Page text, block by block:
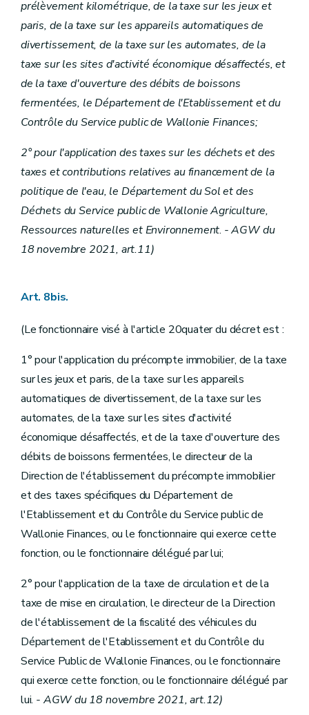
prélèvement kilométrique, de la taxe sur les jeux et
paris, de la taxe sur les appareils automatiques de
divertissement, de la taxe sur les automates, de la
taxe sur les sites d'activité économique désaffectés, et
de la taxe d'ouverture des débits de boissons
fermentées, le Département de l'Etablissement et du
Contrôle du Service public de Wallonie Finances;
2° pour l'application des taxes sur les déchets et des
taxes et contributions relatives au financement de la
politique de l'eau, le Département du Sol et des
Déchets du Service public de Wallonie Agriculture,
Ressources naturelles et Environnement. - AGW du
18 novembre 2021, art.11)
Art. 8bis.
(Le fonctionnaire visé à l'article 20quater du décret est :
1° pour l'application du précompte immobilier, de la taxe
sur les jeux et paris, de la taxe sur les appareils
automatiques de divertissement, de la taxe sur les
automates, de la taxe sur les sites d'activité
économique désaffectés, et de la taxe d'ouverture des
débits de boissons fermentées, le directeur de la
Direction de l'établissement du précompte immobilier
et des taxes spécifiques du Département de
l'Etablissement et du Contrôle du Service public de
Wallonie Finances, ou le fonctionnaire qui exerce cette
fonction, ou le fonctionnaire délégué par lui;
2° pour l'application de la taxe de circulation et de la
taxe de mise en circulation, le directeur de la Direction
de l'établissement de la fiscalité des véhicules du
Département de l'Etablissement et du Contrôle du
Service Public de Wallonie Finances, ou le fonctionnaire
qui exerce cette fonction, ou le fonctionnaire délégué par
lui. - AGW du 18 novembre 2021, art.12)